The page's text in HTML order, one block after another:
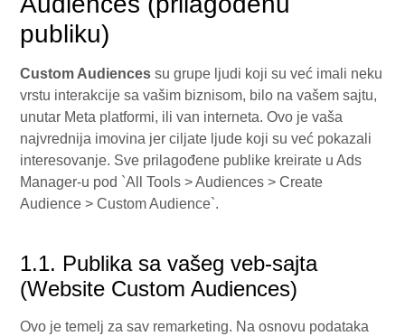
publiku)
Custom Audiences su grupe ljudi koji su već imali neku
vrstu interakcije sa vašim biznisom, bilo na vašem sajtu,
unutar Meta platformi, ili van interneta. Ovo je vaša
najvrednija imovina jer ciljate ljude koji su već pokazali
interesovanje. Sve prilagođene publike kreirate u Ads
Manager-u pod `All Tools > Audiences > Create
Audience > Custom Audience`.
1.1. Publika sa vašeg veb-sajta
(Website Custom Audiences)
Ovo je temelj za sav remarketing. Na osnovu podataka